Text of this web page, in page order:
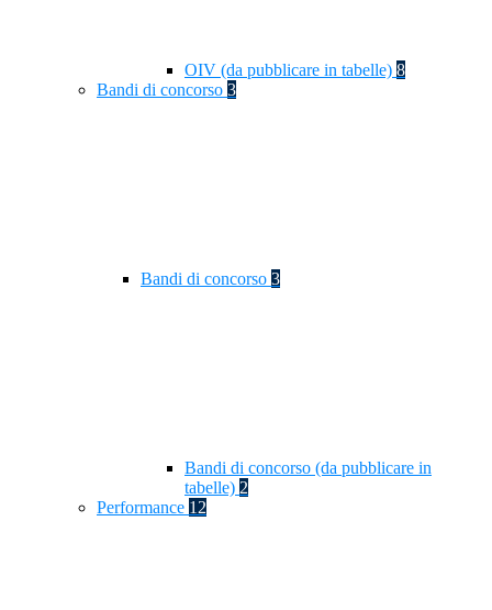
OIV (da pubblicare in tabelle) 8
Bandi di concorso 3
Bandi di concorso 3
Bandi di concorso (da pubblicare in
tabelle) 2
Performance 12